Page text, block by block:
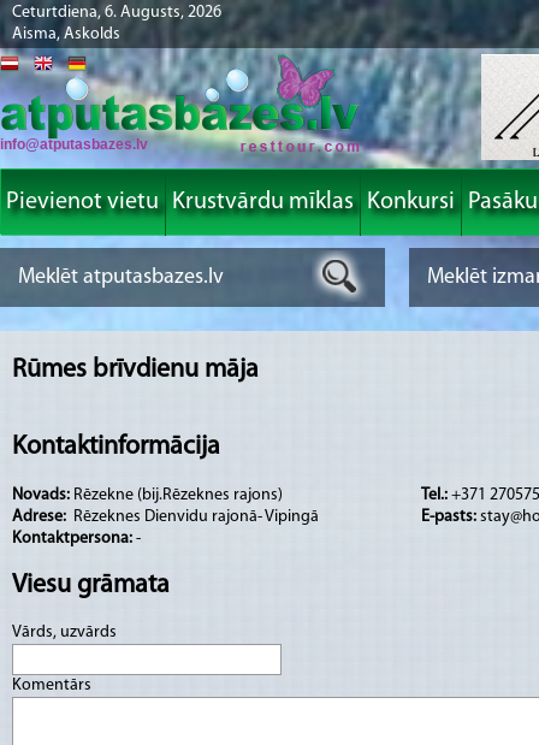
Ceturtdiena, 6. Augusts, 2026
Aisma, Askolds
info@atputasbazes.lv
Pievienot vietu Krustvārdu mīklas Konkursi
Rūmes brīvdienu māja
Kontaktinformācija
Novads: Rēzekne (bij.Rēzeknes rajons)
Adrese: Rēzeknes Dienvidu rajonā- Vipingā
Kontaktpersona: -
Tel.: +371
E-pasts:
Viesu grāmata
Vārds, uzvārds
Komentārs